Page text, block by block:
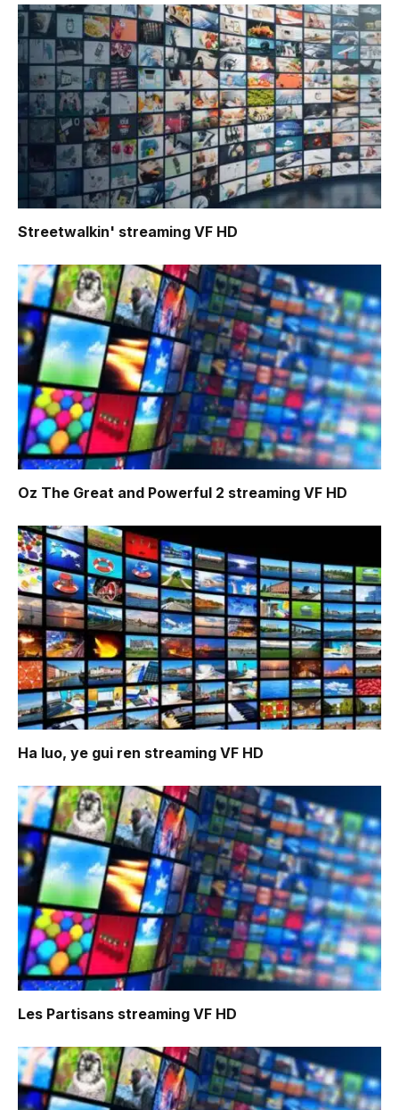
Streetwalkin' streaming VF HD
Oz The Great and Powerful 2 streaming VF HD
Ha luo, ye gui ren streaming VF HD
Les Partisans streaming VF HD